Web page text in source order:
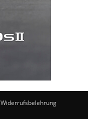
Widerrufsbelehrung